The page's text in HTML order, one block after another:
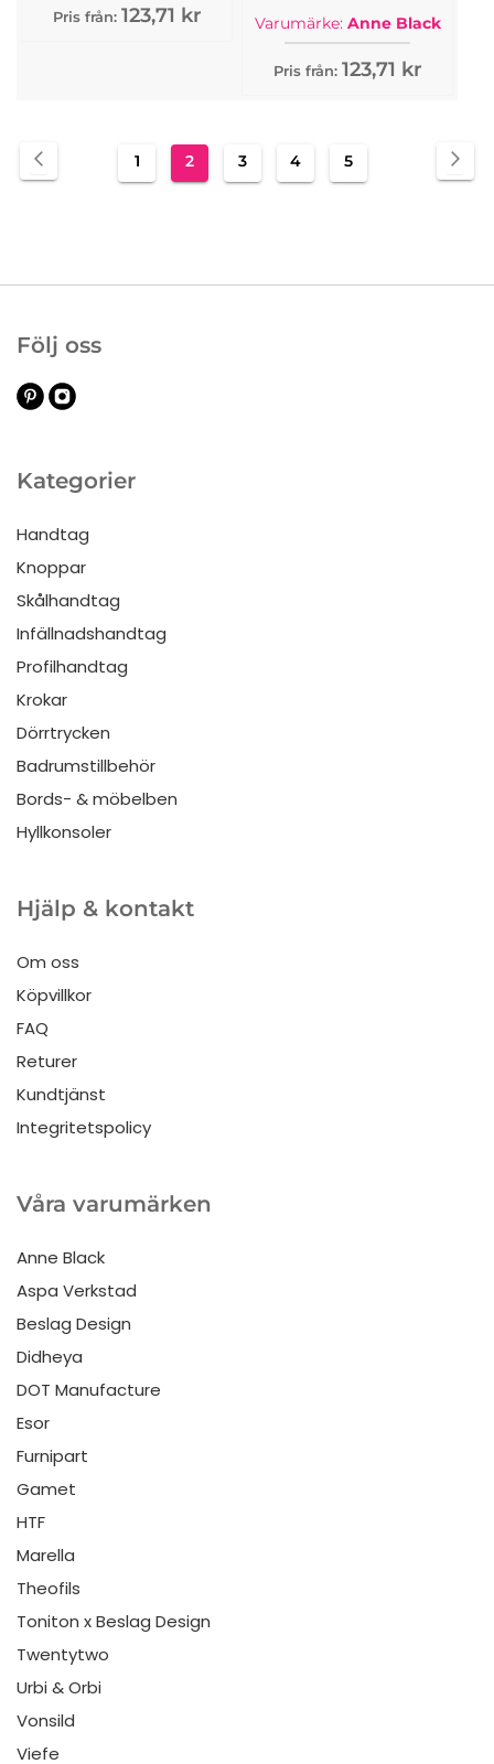
Pris från: 123,71 kr Varumärke: Anne Black
Pris från: 123,71 kr
FöregåendeSida
1
You're
2 Sida
3 Sida
4 Sida
5
Kategorier
Handtag
Knoppar
Skålhandtag
Infällnadshandtag
Profilhandtag
Krokar
Dörrtrycken
Badrumstillbehör
Bords- & möbelben
Hyllkonsoler
Hjälp & kontakt
Om oss
Köpvillkor
FAQ
Returer
Kundtjänst
Integritetspolicy
Våra varumärken
Anne Black
Aspa Verkstad
Beslag Design
Didheya
DOT Manufacture
Esor
Furnipart
Gamet
HTF
Marella
Theofils
Toniton x Beslag Design
Twentytwo
Urbi & Orbi
Vonsild
Viefe
Följ oss